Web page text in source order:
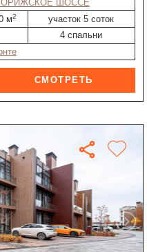
ШОССЕ
м2
участок 5 соток
4 спальни